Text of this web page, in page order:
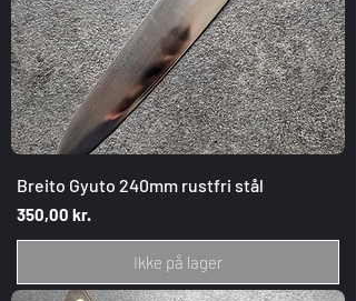
Breito Gyuto 240mm rustfri stål
Pris
350,00 kr.
Ikke på lager